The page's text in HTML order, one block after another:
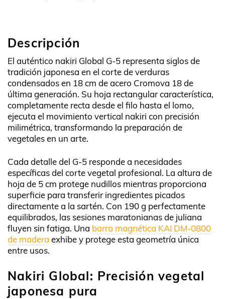
Descripción
El auténtico nakiri Global G-5 representa siglos de
tradición japonesa en el corte de verduras
condensados en 18 cm de acero Cromova 18 de
última generación. Su hoja rectangular característica,
completamente recta desde el filo hasta el lomo,
ejecuta el movimiento vertical nakiri con precisión
milimétrica, transformando la preparación de
vegetales en un arte.
Cada detalle del G-5 responde a necesidades
específicas del corte vegetal profesional. La altura de
hoja de 5 cm protege nudillos mientras proporciona
superficie para transferir ingredientes picados
directamente a la sartén. Con 190 g perfectamente
equilibrados, las sesiones maratonianas de juliana
fluyen sin fatiga. Una barra magnética KAI DM-0800
de madera exhibe y protege esta geometría única
entre usos.
Nakiri Global: Precisión vegetal
japonesa pura